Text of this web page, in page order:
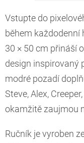
Vstupte do
během každodenní
30 × 50 cm přináší
design inspirovaný
modré pozadí
Steve, Alex,
okamžitě zaujmou
Ručník je vyroben